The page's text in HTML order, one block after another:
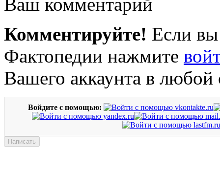
Комментируйте! Если вы
Фактопедии нажмите
Вашего аккаунта в любой
Войдите с помощью: